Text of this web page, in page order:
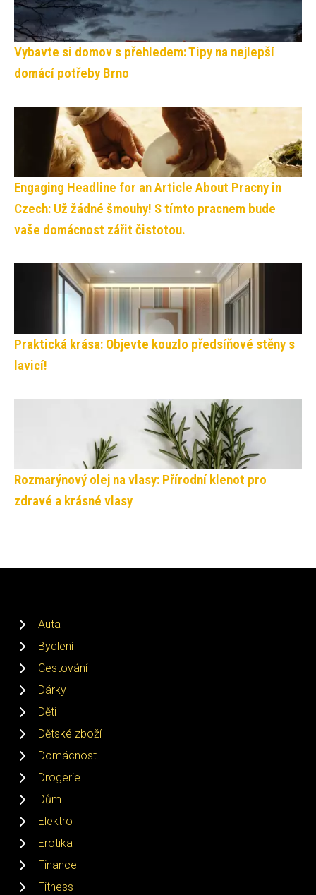
Vybavte si domov s přehledem: Tipy na nejlepší
domácí potřeby Brno
Engaging Headline for an Article About Pracny in
Czech: Už žádné šmouhy! S tímto pracnem bude
vaše domácnost zářit čistotou.
Praktická krása: Objevte kouzlo předsíňové stěny s
lavicí!
Rozmarýnový olej na vlasy: Přírodní klenot pro
zdravé a krásné vlasy
Auta
Bydlení
Cestování
Dárky
Děti
Dětské zboží
Domácnost
Drogerie
Dům
Elektro
Erotika
Finance
Fitness